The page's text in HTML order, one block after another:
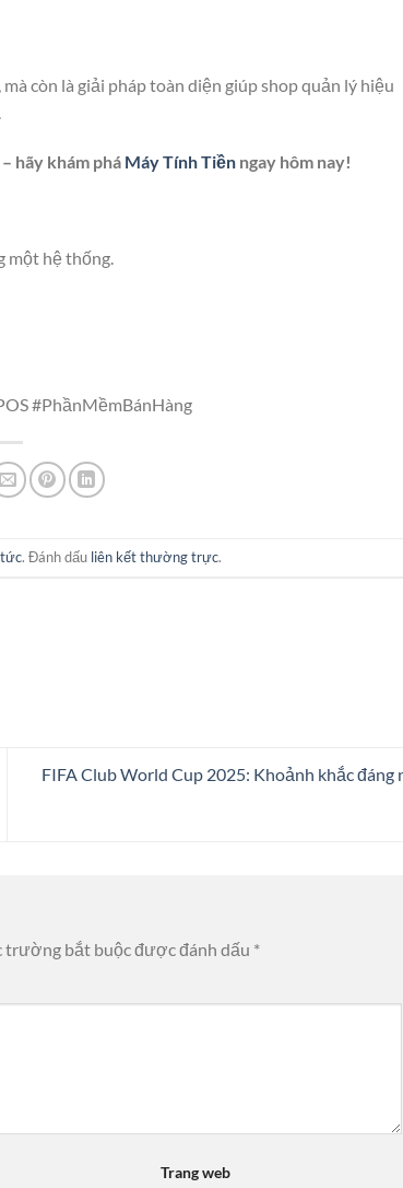
còn là giải pháp toàn diện giúp shop quản lý hiệu
hãy khám phá Máy Tính Tiền ngay hôm nay!
một hệ thống.
#PhầnMềmBánHàng
. Đánh dấu liên kết thường trực.
FIFA Club World Cup 2025: Khoảnh khắc đáng
trường bắt buộc được đánh dấu *
Trang web